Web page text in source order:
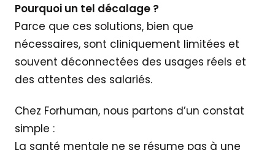
Pourquoi un tel décalage ?
Parce que ces solutions, bien que
nécessaires, sont cliniquement limitées et
souvent déconnectées des usages réels et
des attentes des salariés.
Chez Forhuman, nous partons d’un constat
simple :
La santé mentale ne se résume pas à une